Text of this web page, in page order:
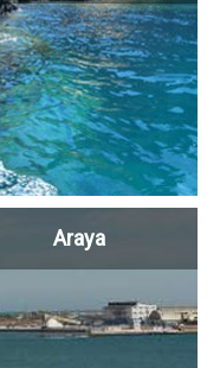
Araya